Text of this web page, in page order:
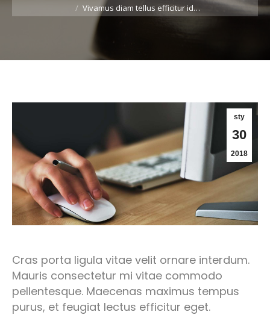
Vivamus diam tellus efficitur id…
sty
30
2018
Cras porta ligula vitae velit ornare interdum.
Mauris consectetur mi vitae commodo
pellentesque. Maecenas maximus tempus
purus, et feugiat lectus efficitur eget.